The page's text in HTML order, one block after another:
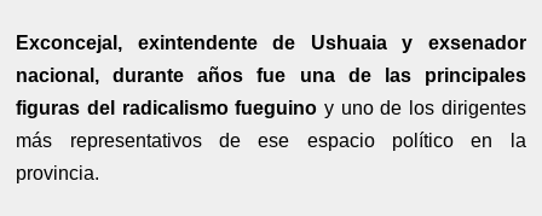
Exconcejal, exintendente de Ushuaia y exsenador
nacional, durante años fue una de las principales
figuras del radicalismo fueguino y uno de los dirigentes
más representativos de ese espacio político en la
provincia.